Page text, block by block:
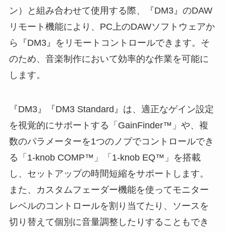
ン）と組み合わせて使用する際、『DM3』のDAW
リモート機能により、PC上のDAWソフトウェアか
ら『DM3』をリモートコントロールできます。そ
のため、音楽制作において効率的な作業を可能に
します。
『DM3』『DM3 Standard』は、適正なゲイン設定
を視覚的にサポートする「GainFinder™」や、複
数のパラメーターを1つのノブでコントロールでき
る「1-knob COMP™」「1-knob EQ™」を搭載
し、セットアップの時間短縮をサポートします。
また、カスタムフェーダー機能を使ってモニター
レベルのコントロールを割り当てたり、ソースを
切り替えて個別に音量調整したりすることもでき